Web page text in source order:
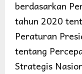
berdasarkan
tahun 2020
Peraturan
tentang
Strategis